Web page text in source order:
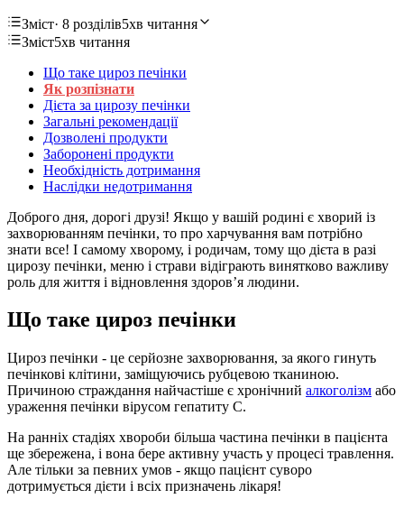
Зміст· 8 розділів5хв читання
Зміст5хв читання
Що таке цироз печінки
Як розпізнати
Дієта за цирозу печінки
Загальні рекомендації
Дозволені продукти
Заборонені продукти
Необхідність дотримання
Наслідки недотримання
Доброго дня, дорогі друзі! Якщо у вашій родині є хворий із
захворюванням печінки, то про харчування вам потрібно
знати все! І самому хворому, і родичам, тому що дієта в разі
цирозу печінки, меню і страви відіграють винятково важливу
роль для життя і відновлення здоров’я людини.
Що таке цироз печінки
Цироз печінки - це серйозне захворювання, за якого гинуть
печінкові клітини, заміщуючись рубцевою тканиною.
Причиною страждання найчастіше є хронічний алкоголізм або
ураження печінки вірусом гепатиту С.
На ранніх стадіях хвороби більша частина печінки в пацієнта
ще збережена, і вона бере активну участь у процесі травлення.
Але тільки за певних умов - якщо пацієнт суворо
дотримується дієти і всіх призначень лікаря!